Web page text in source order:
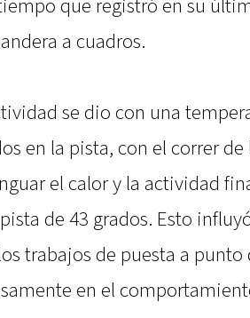
que registró en su
a cuadros.
se dio con una
en la pista, con el correr
el calor y la actividad
de 43 grados. Esto
trabajos de puesta a punto
en el